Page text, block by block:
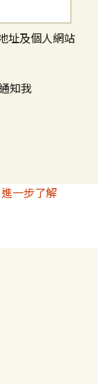
址及個人網站
知我
進一步了解